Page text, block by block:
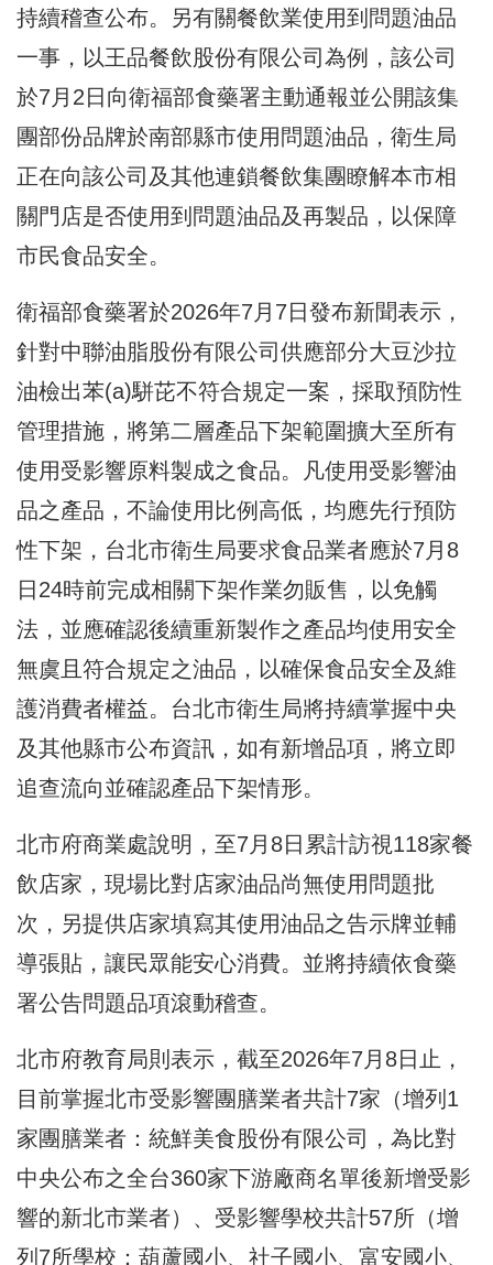
持續稽查公布。另有關餐飲業使用到問題油品
一事，以王品餐飲股份有限公司為例，該公司
於7月2日向衛福部食藥署主動通報並公開該集
團部份品牌於南部縣市使用問題油品，衛生局
正在向該公司及其他連鎖餐飲集團瞭解本市相
關門店是否使用到問題油品及再製品，以保障
市民食品安全。
衛福部食藥署於2026年7月7日發布新聞表示，
針對中聯油脂股份有限公司供應部分大豆沙拉
油檢出苯(a)駢芘不符合規定一案，採取預防性
管理措施，將第二層產品下架範圍擴大至所有
使用受影響原料製成之食品。凡使用受影響油
品之產品，不論使用比例高低，均應先行預防
性下架，台北市衛生局要求食品業者應於7月8
日24時前完成相關下架作業勿販售，以免觸
法，並應確認後續重新製作之產品均使用安全
無虞且符合規定之油品，以確保食品安全及維
護消費者權益。台北市衛生局將持續掌握中央
及其他縣市公布資訊，如有新增品項，將立即
追查流向並確認產品下架情形。
北市府商業處說明，至7月8日累計訪視118家餐
飲店家，現場比對店家油品尚無使用問題批
次，另提供店家填寫其使用油品之告示牌並輔
導張貼，讓民眾能安心消費。並將持續依食藥
署公告問題品項滾動稽查。
北市府教育局則表示，截至2026年7月8日止，
目前掌握北市受影響團膳業者共計7家（增列1
家團膳業者：統鮮美食股份有限公司，為比對
中央公布之全台360家下游廠商名單後新增受影
響的新北市業者）、受影響學校共計57所（增
列7所學校：葫蘆國小、社子國小、富安國小、